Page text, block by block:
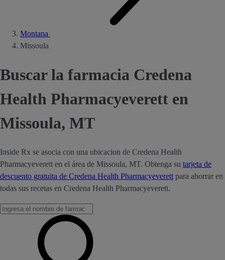
Montana
Missoula
Buscar la farmacia Credena
Health Pharmacyeverett en
Missoula, MT
Inside Rx se asocia con una ubicacion de Credena Health
Pharmacyeverett en el área de Missoula, MT. Obtenga su tarjeta de
descuento gratuita de Credena Health Pharmacyeverett para ahorrar en
todas sus recetas en Credena Health Pharmacyeverett.